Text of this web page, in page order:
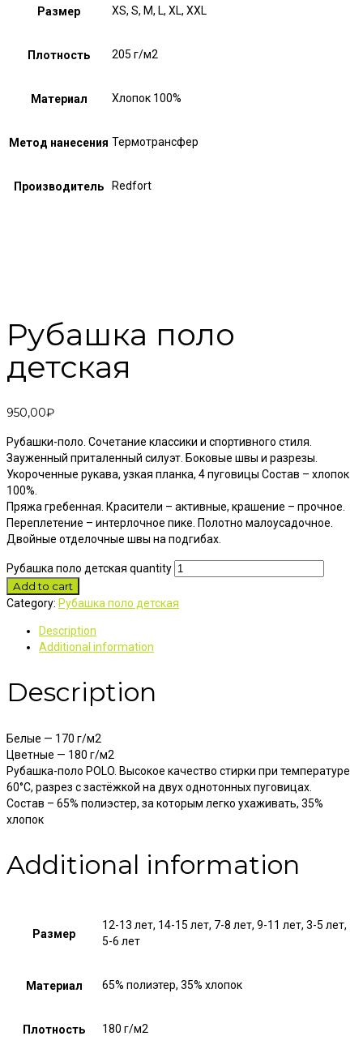
Размер XS, S, M, L, XL, XXL
Плотность 205 г/м2
Материал Хлопок 100%
Метод нанесения Термотрансфер
Производитель Redfort
Рубашка поло
детская
950,00₽
Рубашки-поло. Сочетание классики и спортивного стиля.
Зауженный приталенный силуэт. Боковые швы и разрезы.
Укороченные рукава, узкая планка, 4 пуговицы Состав – хлопок
100%.
Пряжа гребенная. Красители – активные, крашение – прочное.
Переплетение – интерлочное пике. Полотно малоусадочное.
Двойные отделочные швы на подгибах.
Рубашка поло детская quantity
Add to cart
Category: Рубашка поло детская
Description
Additional information
Description
Белые — 170 г/м2
Цветные — 180 г/м2
Рубашка-поло POLO. Высокое качество стирки при температуре
60°C, разрез с застёжкой на двух однотонных пуговицах.
Состав – 65% полиэстер, за которым легко ухаживать, 35%
хлопок
Additional information
Размер
12-13 лет, 14-15 лет, 7-8 лет, 9-11 лет, 3-5 лет,
5-6 лет
Материал 65% полиэтер, 35% хлопок
Плотность 180 г/м2